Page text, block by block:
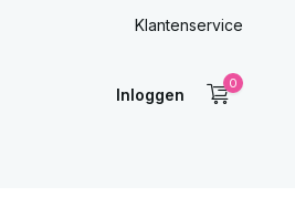
Klantenservice
Inloggen
0